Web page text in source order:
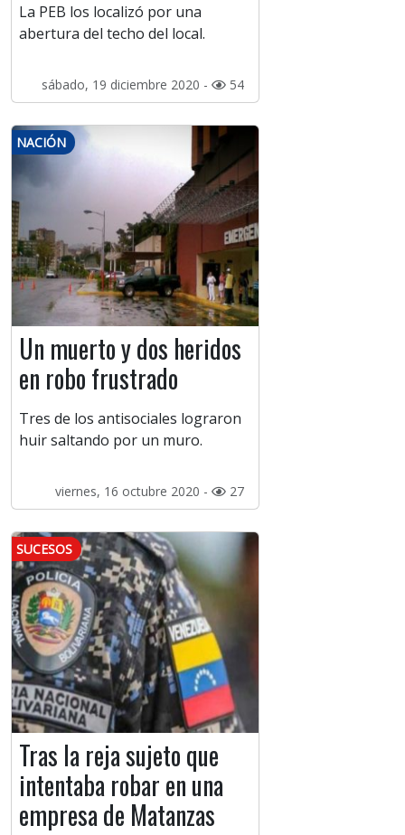
La PEB los localizó por una
abertura del techo del local.
sábado, 19 diciembre 2020 - 54
NACIÓN
Un muerto y dos heridos
en robo frustrado
Tres de los antisociales lograron
huir saltando por un muro.
viernes, 16 octubre 2020 - 27
SUCESOS
Tras la reja sujeto que
intentaba robar en una
empresa de Matanzas